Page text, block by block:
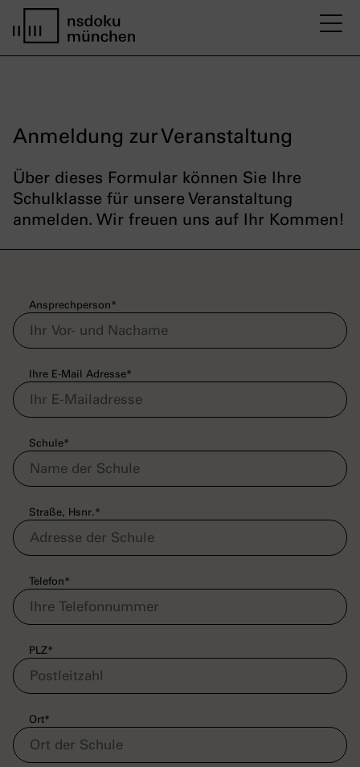
Anmeldung zur Veranstaltung
Über dieses Formular können Sie Ihre
Schulklasse für unsere Veranstaltung
anmelden. Wir freuen uns auf Ihr Kommen!
Ansprechperson*
Ihre E-Mail Adresse*
Schule*
Straße, Hsnr.*
Telefon*
PLZ*
Ort*